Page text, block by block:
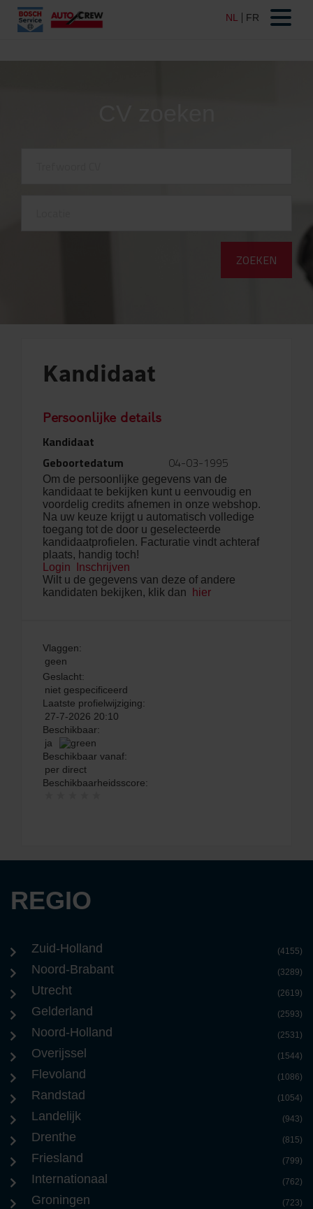
Kandidaat
Persoonlijke details
Kandidaat
Geboortedatum
04-03-1995
Om de persoonlijke gegevens van de
kandidaat te bekijken kunt u eenvoudig en
voordelig credits afnemen in onze webshop.
Na uw keuze krijgt u automatisch volledige
toegang tot de door u geselecteerde
kandidaatprofielen. Facturatie vindt achteraf
plaats, handig toch!
Login
Inschrijven
Wilt u de gegevens van deze of andere
kandidaten bekijken, klik dan
hier
Vlaggen:
geen
Geslacht:
niet gespecificeerd
Laatste profielwijziging:
27-7-2026 20:10
Beschikbaar:
ja
Beschikbaar vanaf:
per direct
Beschikbaarheidsscore:
REGIO
Zuid-Holland (4155)
Noord-Brabant (3289)
Utrecht (2619)
Gelderland (2593)
Noord-Holland (2531)
Overijssel (1544)
Flevoland (1086)
Randstad (1054)
Landelijk (943)
Drenthe (815)
Friesland (799)
Internationaal (762)
Groningen (723)